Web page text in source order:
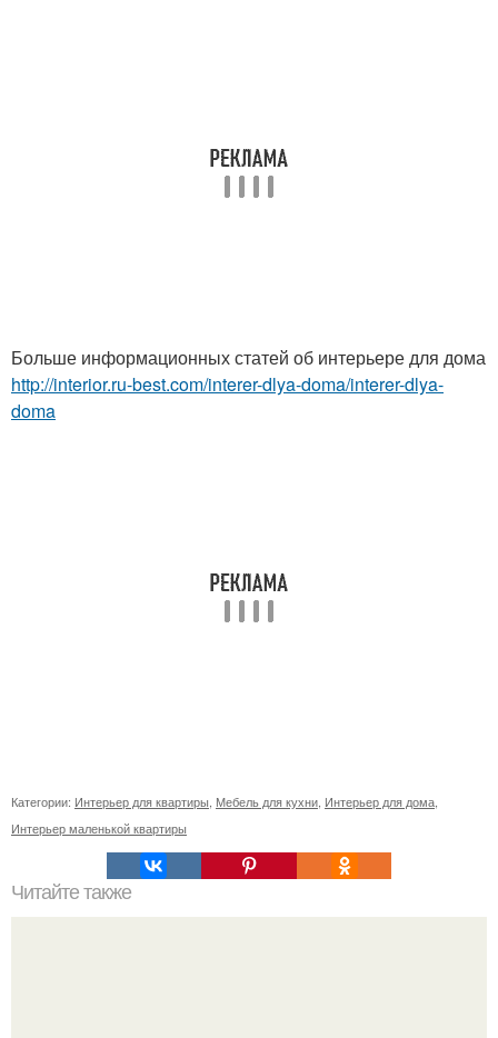
Больше информационных статей об интерьере для дома
http://interior.ru-best.com/interer-dlya-doma/interer-dlya-
doma
Категории: Интерьер для квартиры Мебель для кухни Интерьер для дома
Интерьер маленькой квартиры
Читайте также